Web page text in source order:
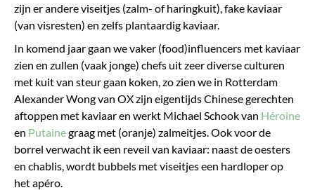
zijn er andere viseitjes (zalm- of haringkuit), fake kaviaar
(van visresten) en zelfs plantaardig kaviaar.
In komend jaar gaan we vaker (food)influencers met kaviaar
zien en zullen (vaak jonge) chefs uit zeer diverse culturen
met kuit van steur gaan koken, zo zien we in Rotterdam
Alexander Wong van OX zijn eigentijds Chinese gerechten
aftoppen met kaviaar en werkt Michael Schook van Héroine
en Putainegraag met (oranje) zalmeitjes. Ook voor de
borrel verwacht ik een reveil van kaviaar: naast de oesters
en chablis, wordt bubbels met viseitjes een hardloper op
het apéro.